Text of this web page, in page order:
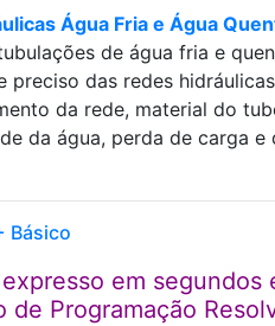
Água Fria e Água
de água fria e
das redes
da rede, material do
da água, perda de carga e
Básico
em segundos
Programação